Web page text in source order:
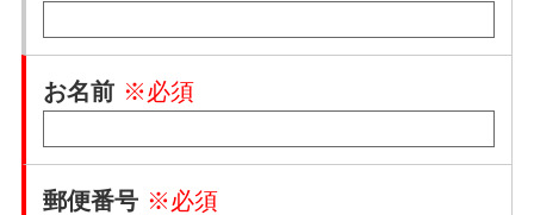
お名前 ※必須
郵便番号 ※必須